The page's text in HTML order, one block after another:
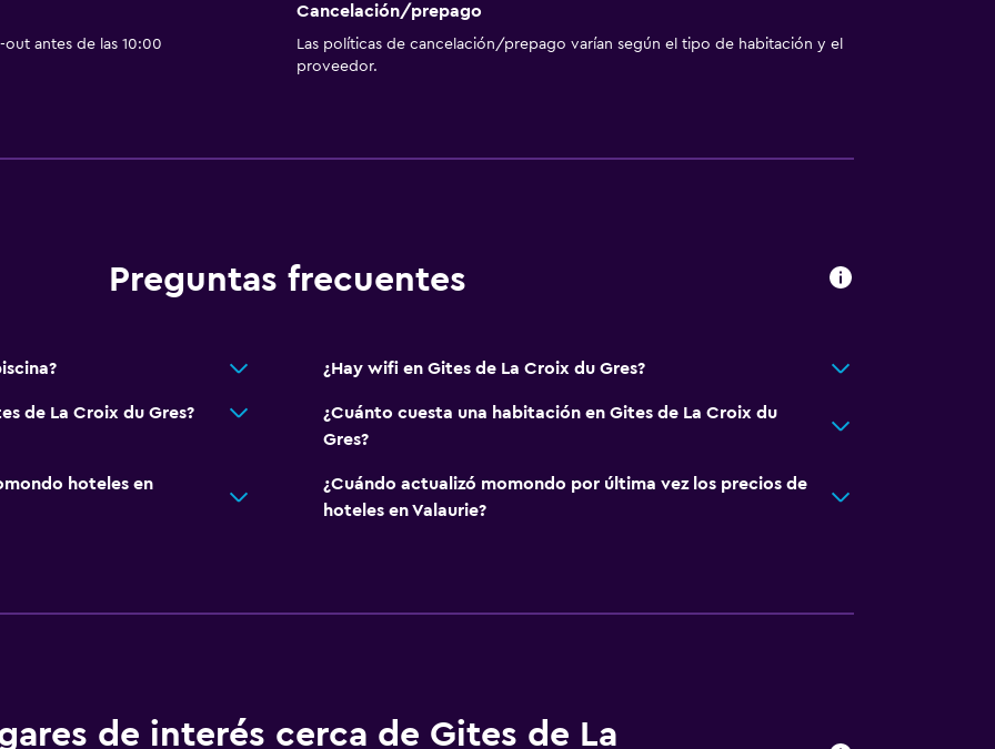
Jardín
Baño privado
Sistema de entretenimiento
Armario o clóset
antes de las 10:00
Cancelación/prepago
Las políticas de cancelación/prepago varían según el tipo de habitación y el
proveedor.
Preguntas frecuentes
¿Hay wifi en Gites de La Croix du Gres?
de La Croix du Gres?
¿Cuánto cuesta una habitación en Gites de La Croix du
Gres?
hoteles en
¿Cuándo actualizó momondo por última vez los precios de
hoteles en Valaurie?
de interés cerca de Gites de La